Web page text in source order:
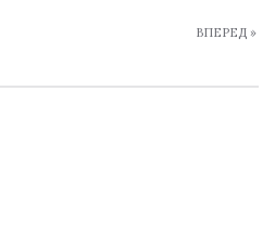
ВПЕРЕД »